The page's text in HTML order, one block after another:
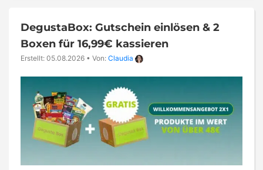
DegustaBox: Gutschein einlösen & 2
Boxen für 16,99€ kassieren
Erstellt: 05.08.2026 • Von: Claudia